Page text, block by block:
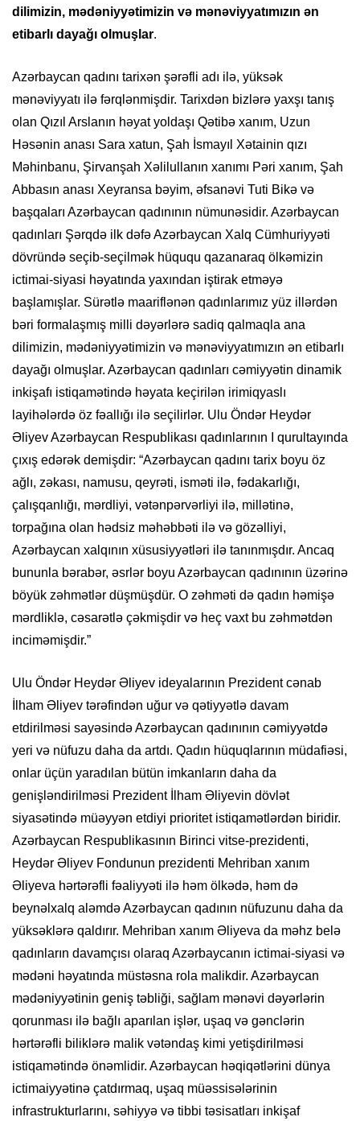
dilimizin, mədəniyyətimizin və mənəviyyatımızın ən
etibarlı dayağı olmuşlar.
Azərbaycan qadını tarixən şərəfli adı ilə, yüksək
mənəviyyatı ilə fərqlənmişdir. Tarixdən bizlərə yaxşı tanış
olan Qızıl Arslanın həyat yoldaşı Qətibə xanım, Uzun
Həsənin anası Sara xatun, Şah İsmayıl Xətainin qızı
Məhinbanu, Şirvanşah Xəlilullanın xanımı Pəri xanım, Şah
Abbasın anası Xeyransa bəyim, əfsanəvi Tuti Bikə və
başqaları Azərbaycan qadınının nümunəsidir. Azərbaycan
qadınları Şərqdə ilk dəfə Azərbaycan Xalq Cümhuriyyəti
dövründə seçib-seçilmək hüququ qazanaraq ölkəmizin
ictimai-siyasi həyatında yaxından iştirak etməyə
başlamışlar. Sürətlə maariflənən qadınlarımız yüz illərdən
bəri formalaşmış milli dəyərlərə sadiq qalmaqla ana
dilimizin, mədəniyyətimizin və mənəviyyatımızın ən etibarlı
dayağı olmuşlar. Azərbaycan qadınları cəmiyyətin dinamik
inkişafı istiqamətində həyata keçirilən irimiqyaslı
layihələrdə öz fəallığı ilə seçilirlər. Ulu Öndər Heydər
Əliyev Azərbaycan Respublikası qadınlarının I qurultayında
çıxış edərək demişdir: “Azərbaycan qadını tarix boyu öz
ağlı, zəkası, namusu, qeyrəti, isməti ilə, fədakarlığı,
çalışqanlığı, mərdliyi, vətənpərvərliyi ilə, millətinə,
torpağına olan hədsiz məhəbbəti ilə və gözəlliyi,
Azərbaycan xalqının xüsusiyyətləri ilə tanınmışdır. Ancaq
bununla bərabər, əsrlər boyu Azərbaycan qadınının üzərinə
böyük zəhmətlər düşmüşdür. O zəhməti də qadın həmişə
mərdliklə, cəsarətlə çəkmişdir və heç vaxt bu zəhmətdən
inciməmişdir.”
Ulu Öndər Heydər Əliyev ideyalarının Prezident cənab
İlham Əliyev tərəfindən uğur və qətiyyətlə davam
etdirilməsi sayəsində Azərbaycan qadınının cəmiyyətdə
yeri və nüfuzu daha da artdı. Qadın hüquqlarının müdafiəsi,
onlar üçün yaradılan bütün imkanların daha da
genişləndirilməsi Prezident İlham Əliyevin dövlət
siyasətində müəyyən etdiyi prioritet istiqamətlərdən biridir.
Azərbaycan Respublikasının Birinci vitse-prezidenti,
Heydər Əliyev Fondunun prezidenti Mehriban xanım
Əliyeva hərtərəfli fəaliyyəti ilə həm ölkədə, həm də
beynəlxalq aləmdə Azərbaycan qadının nüfuzunu daha da
yüksəklərə qaldırır. Mehriban xanım Əliyeva da məhz belə
qadınların davamçısı olaraq Azərbaycanın ictimai-siyasi və
mədəni həyatında müstəsna rola malikdir. Azərbaycan
mədəniyyətinin geniş təbliği, sağlam mənəvi dəyərlərin
qorunması ilə bağlı aparılan işlər, uşaq və gənclərin
hərtərəfli biliklərə malik vətəndaş kimi yetişdirilməsi
istiqamətində önəmlidir. Azərbaycan həqiqətlərini dünya
ictimaiyyətinə çatdırmaq, uşaq müəssisələrinin
infrastrukturlarını, səhiyyə və tibbi təsisatları inkişaf